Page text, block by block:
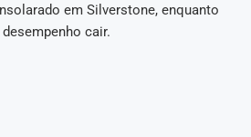
em Silverstone, enquanto
cair.